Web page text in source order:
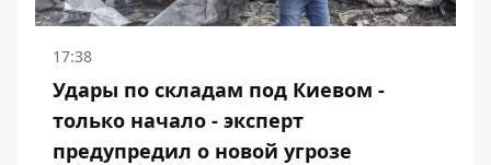
17:38
Удары по складам под Киевом -
только начало - эксперт
предупредил о новой угрозе